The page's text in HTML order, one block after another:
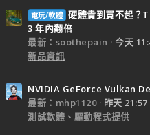
電玩/軟體 硬體貴到買不起？
3 年內翻倍
最新：soothepain
今天
新品資訊
NVIDIA GeForce Vulkan
最新：mhp1120
昨天 21:57
測試軟體、驅動程式提供